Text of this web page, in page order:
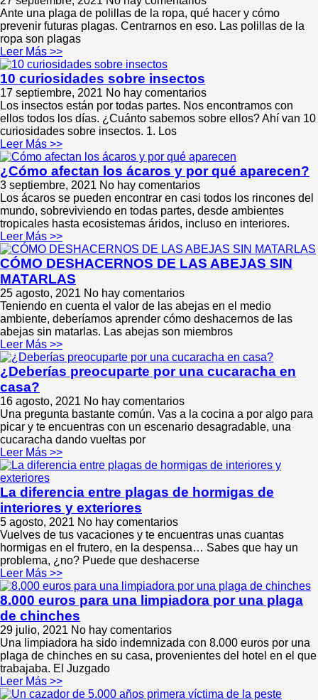
Ante una plaga de polillas de la ropa, qué hacer y cómo
prevenir futuras plagas. Centrarnos en eso. Las polillas de la
ropa son plagas
Leer Más >>
10 curiosidades sobre insectos
17 septiembre, 2021 No hay comentarios
Los insectos están por todas partes. Nos encontramos con
ellos todos los días. ¿Cuánto sabemos sobre ellos? Ahí van 10
curiosidades sobre insectos. 1. Los
Leer Más >>
¿Cómo afectan los ácaros y por qué aparecen?
3 septiembre, 2021 No hay comentarios
Los ácaros se pueden encontrar en casi todos los rincones del
mundo, sobreviviendo en todas partes, desde ambientes
tropicales hasta ecosistemas áridos, incluso en interiores.
Leer Más >>
CÓMO DESHACERNOS DE LAS ABEJAS SIN
MATARLAS
25 agosto, 2021 No hay comentarios
Teniendo en cuenta el valor de las abejas en el medio
ambiente, deberíamos aprender cómo deshacernos de las
abejas sin matarlas. Las abejas son miembros
Leer Más >>
¿Deberías preocuparte por una cucaracha en
casa?
16 agosto, 2021 No hay comentarios
Una pregunta bastante común. Vas a la cocina a por algo para
picar y te encuentras con un escenario desagradable, una
cucaracha dando vueltas por
Leer Más >>
La diferencia entre plagas de hormigas de
interiores y exteriores
5 agosto, 2021 No hay comentarios
Vuelves de tus vacaciones y te encuentras unas cuantas
hormigas en el frutero, en la despensa… Sabes que hay un
problema, ¿no? Puede que deshacerse
Leer Más >>
8.000 euros para una limpiadora por una plaga
de chinches
29 julio, 2021 No hay comentarios
Una limpiadora ha sido indemnizada con 8.000 euros por una
plaga de chinches en su casa, provenientes del hotel en el que
trabajaba. El Juzgado
Leer Más >>